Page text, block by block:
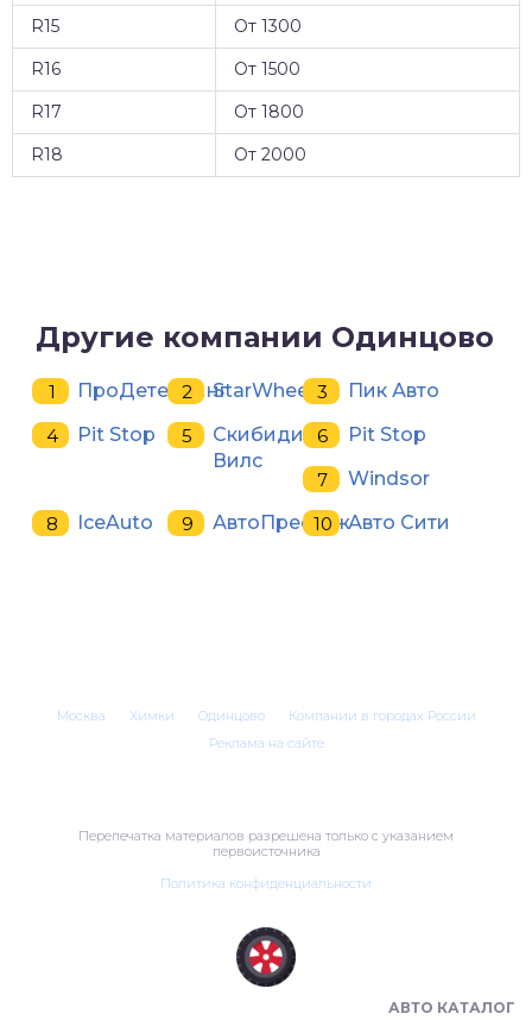
R15
От 1300
R16
От 1500
R17
От 1800
R18
От 2000
Другие компании Одинцово
ПроДетейлингStarWheel
Пик Авто
Pit Stop
Скибиди-
Вилс
Pit Stop
Windsor
IceAuto
АвтоПрестижАвто Сити
АВТО КАТАЛОГ
Москва Химки Одинцово
Компании в городах России
Реклама на сайте
Перепечатка материалов разрешена только с указанием
первоисточника
Политика конфиденциальности